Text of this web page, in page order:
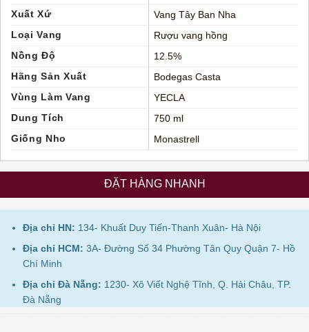
Xuất Xứ
Vang Tây Ban Nha
Loại Vang
Rượu vang hồng
Nồng Độ
12.5%
Hãng Sản Xuất
Bodegas Casta
Vùng Làm Vang
YECLA
Dung Tích
750 ml
Giống Nho
Monastrell
ĐẶT HÀNG NHANH
Địa chỉ HN: 134- Khuất Duy Tiến-Thanh Xuân- Hà Nội
Địa chỉ HCM: 3A- Đường Số 34 Phường Tân Quy Quận 7- Hồ
Chí Minh
Địa chỉ Đà Nẵng: 1230- Xô Viết Nghệ Tĩnh, Q. Hải Châu, TP.
Đà Nẵng